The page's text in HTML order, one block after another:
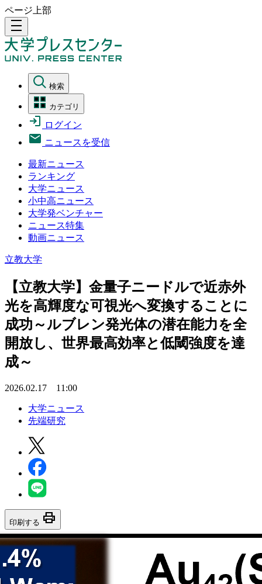
ページ上部
density_medium
検索
カテゴリ
ログイン
ニュースを受信
最新ニュース
ランキング
大学ニュース
小中高ニュース
大学発ベンチャー
ニュース特集
動画ニュース
立教大学
【立教大学】金量子ニードルで近赤外
光を高輝度な可視光へ変換することに
成功～ルブレン発光体の潜在能力を全
開放し、世界最高効率と低閾強度を達
成～
2026.02.17 11:00
大学ニュース
先端研究
印刷する print